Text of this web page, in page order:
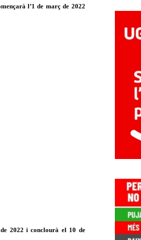
l’1 de març de 2022
2022 i conclourà el 10 de